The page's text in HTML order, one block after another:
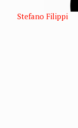
Stefano Filippi